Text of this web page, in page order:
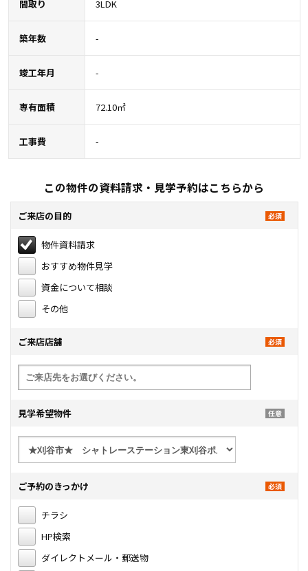
間取り 3LDK
築年数 -
竣工年月 -
専有面積 72.10㎡
工事費 -
この物件の資料請求・見学予約はこちらから
ご来店の目的
物件資料請求
おすすめ物件見学
資金について相談
その他
ご来店店舗
見学希望物件
ご予約のきっかけ
チラシ
HP検索
ダイレクトメール・郵送物